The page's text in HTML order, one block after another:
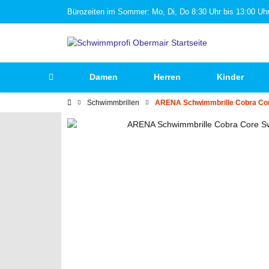
Bürozeiten im Sommer: Mo, Di, Do 8:30 Uhr bis 13:00
Damen Herren Kinder
Schwimmbrillen ARENA Schwimmbrille Cobra